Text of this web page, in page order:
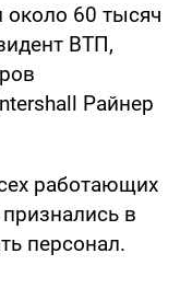
около 60 тысяч
ВТП,
Райнер
работающих
в
персонал.